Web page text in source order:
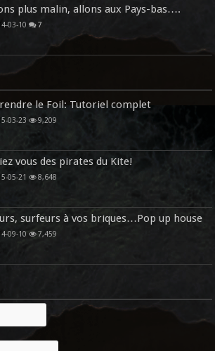
plus malin, allons aux Pays-bas….
03-10 7
le Foil: Tutoriel complet
03-23 9,209
vous des pirates du Kite!
05-21 8,648
surfeurs à vos briques…Pop up house
09-10 7,459